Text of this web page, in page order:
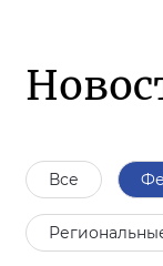
Все